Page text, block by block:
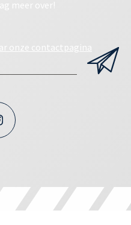
meer over!
onze contactpagina